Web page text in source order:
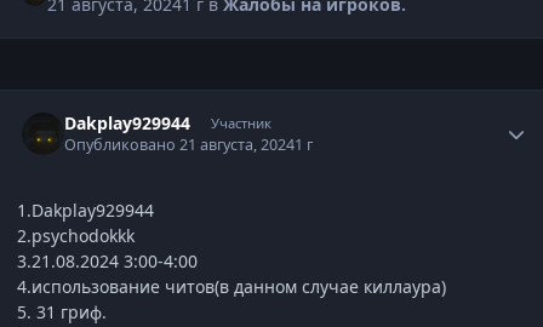
Dakplay929944 Участник
Опубликовано21 августа, 20241 г
1.Dakplay929944
2.psychodokkk
3.21.08.2024 3:00-4:00
4.использование читов(в данном случае киллаура)
5. 31 гриф.